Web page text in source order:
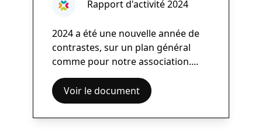
Rapport d'activité 2024
2024 a été une nouvelle année de
contrastes, sur un plan général
comme pour notre association....
Voir le document